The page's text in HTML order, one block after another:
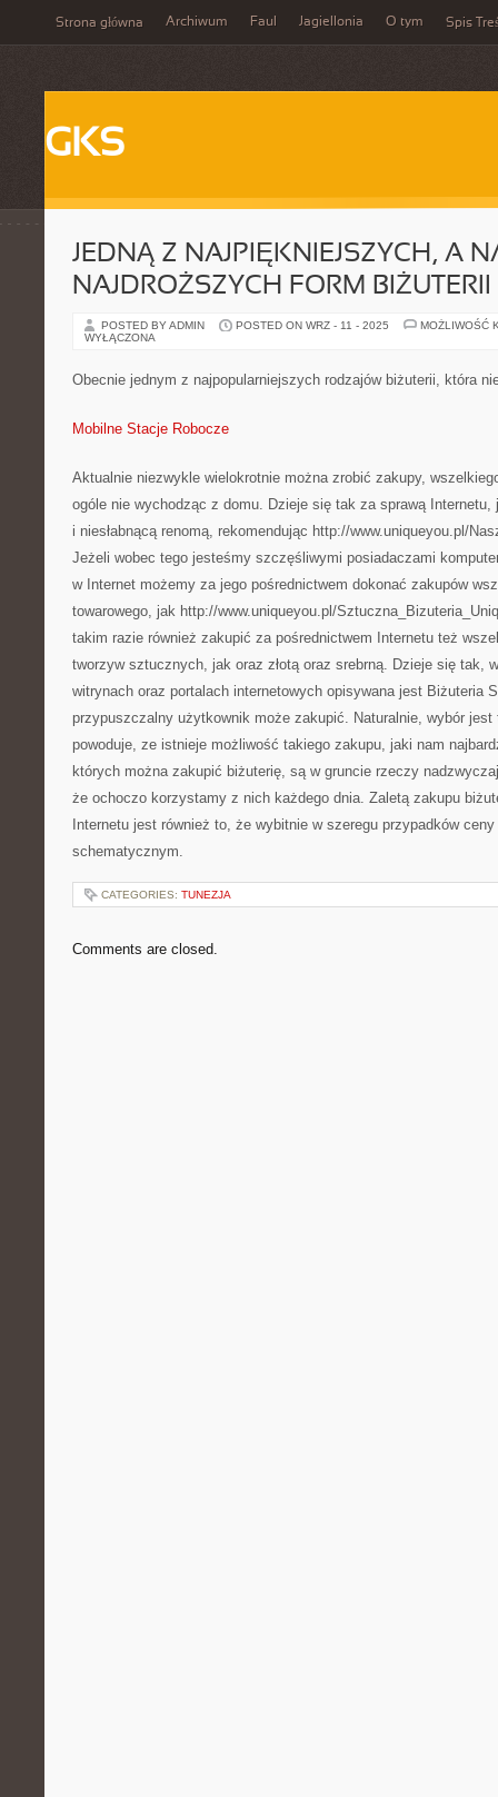
Strona główna Archiwum Faul Jagiellonia O tym Spis
GKS
JEDNĄ Z NAJPIĘKNIEJSZYCH, A
NAJDROŻSZYCH FORM BIŻUTERII
POSTED BY ADMIN POSTED ON WRZ - 11 - 2025
MOŻLIWOŚĆ
WYŁĄCZONA
Obecnie jednym z najpopularniejszych rodzajów biżuterii, która
Mobilne Stacje Robocze
Aktualnie niezwykle wielokrotnie można zrobić zakupy,
ogóle nie wychodząc z domu. Dzieje się tak za sprawą
i niesłabnącą renomą, rekomendując http://www.uniqueyou.pl/
Jeżeli wobec tego jesteśmy szczęśliwymi posiadaczami
w Internet możemy za jego pośrednictwem dokonać zakupów
towarowego, jak http://www.uniqueyou.pl/
takim razie również zakupić za pośrednictwem Internetu też
tworzyw sztucznych, jak oraz złotą oraz srebrną. Dzieje się tak,
witrynach oraz portalach internetowych opisywana jest Biżuteria
przypuszczalny użytkownik może zakupić. Naturalnie, wybór
powoduje, ze istnieje możliwość takiego zakupu, jaki nam
których można zakupić biżuterię, są w gruncie rzeczy
że ochoczo korzystamy z nich każdego dnia. Zaletą zakupu
Internetu jest również to, że wybitnie w szeregu przypadków
schematycznym.
CATEGORIES: TUNEZJA
Comments are closed.